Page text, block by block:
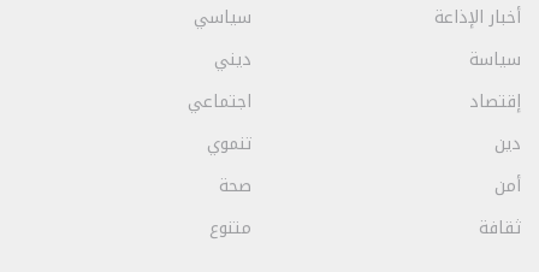
أخبار الإذاعة
سياسة
إقتصاد
دين
أمن
ثقافة
سياسي
ديني
اجتماعي
تنموي
صحة
متنوع